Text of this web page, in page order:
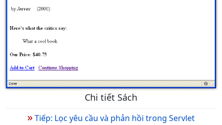
Chi tiết Sách
»Tiếp: Lọc yêu cầu và phản hồi trong Servlet